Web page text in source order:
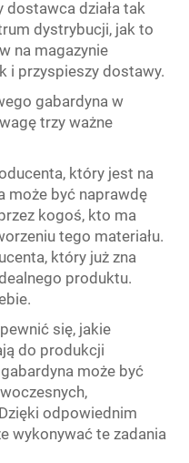
dostawca działa tak
dystrybucji, jak to
na magazynie
i przyspieszy dostawy.
gabardyna w
trzy ważne
który jest na
może być naprawdę
kogoś, kto ma
tego materiału.
który już zna
produktu.
się, jakie
do produkcji
może być
odpowiednim
wykonywać te zadania